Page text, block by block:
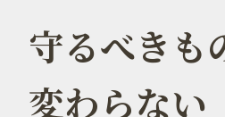
守るべきも
変わらない